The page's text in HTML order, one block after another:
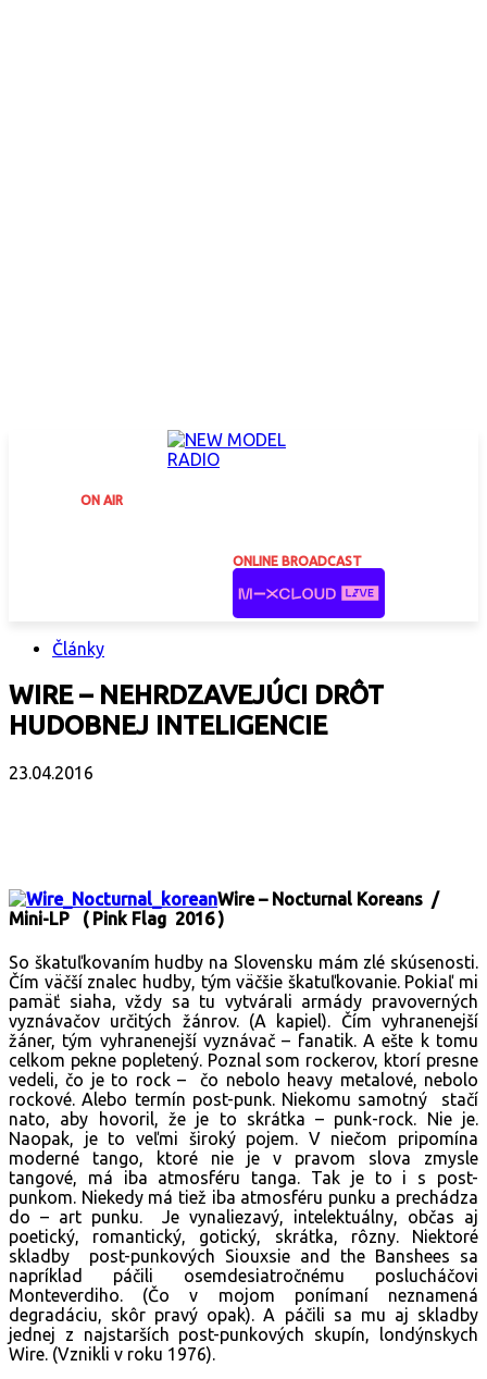
ON AIR
ONLINE BROADCAST
Články
WIRE – NEHRDZAVEJÚCI DRÔT
HUDOBNEJ INTELIGENCIE
23.04.2016
Wire – Nocturnal Koreans /
Mini-LP ( Pink Flag 2016 )
So škatuľkovaním hudby na Slovensku mám zlé skúsenosti.
Čím väčší znalec hudby, tým väčšie škatuľkovanie. Pokiaľ mi
pamäť siaha, vždy sa tu vytvárali armády pravoverných
vyznávačov určitých žánrov. (A kapiel). Čím vyhranenejší
žáner, tým vyhranenejší vyznávač – fanatik. A ešte k tomu
celkom pekne popletený. Poznal som rockerov, ktorí presne
vedeli, čo je to rock – čo nebolo heavy metalové, nebolo
rockové. Alebo termín post-punk. Niekomu samotný stačí
nato, aby hovoril, že je to skrátka – punk-rock. Nie je.
Naopak, je to veľmi široký pojem. V niečom pripomína
moderné tango, ktoré nie je v pravom slova zmysle
tangové, má iba atmosféru tanga. Tak je to i s post-
punkom. Niekedy má tiež iba atmosféru punku a prechádza
do – art punku. Je vynaliezavý, intelektuálny, občas aj
poetický, romantický, gotický, skrátka, rôzny. Niektoré
skladby post-punkových Siouxsie and the Banshees sa
napríklad páčili osemdesiatročnému poslucháčovi
Monteverdiho. (Čo v mojom ponímaní neznamená
degradáciu, skôr pravý opak). A páčili sa mu aj skladby
jednej z najstarších post-punkových skupín, londýnskych
Wire. (Vznikli v roku 1976).